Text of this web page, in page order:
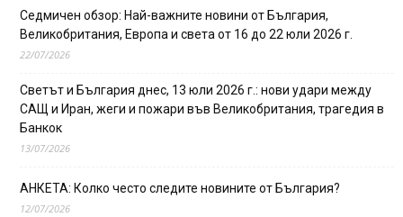
Седмичен обзор: Най-важните новини от България,
Великобритания, Европа и света от 16 до 22 юли 2026 г.
22/07/2026
Светът и България днес, 13 юли 2026 г.: нови удари между
САЩ и Иран, жеги и пожари във Великобритания, трагедия в
Банкок
13/07/2026
АНКЕТА: Колко често следите новините от България?
12/07/2026